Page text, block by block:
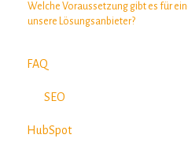
Welche Voraussetzung gibt es für
unsere Lösungsanbieter?
FAQ
SEO
HubSpot